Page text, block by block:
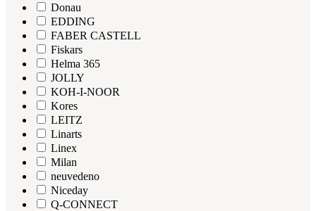
Donau
EDDING
FABER CASTELL
Fiskars
Helma 365
JOLLY
KOH-I-NOOR
Kores
LEITZ
Linarts
Linex
Milan
neuvedeno
Niceday
Q-CONNECT